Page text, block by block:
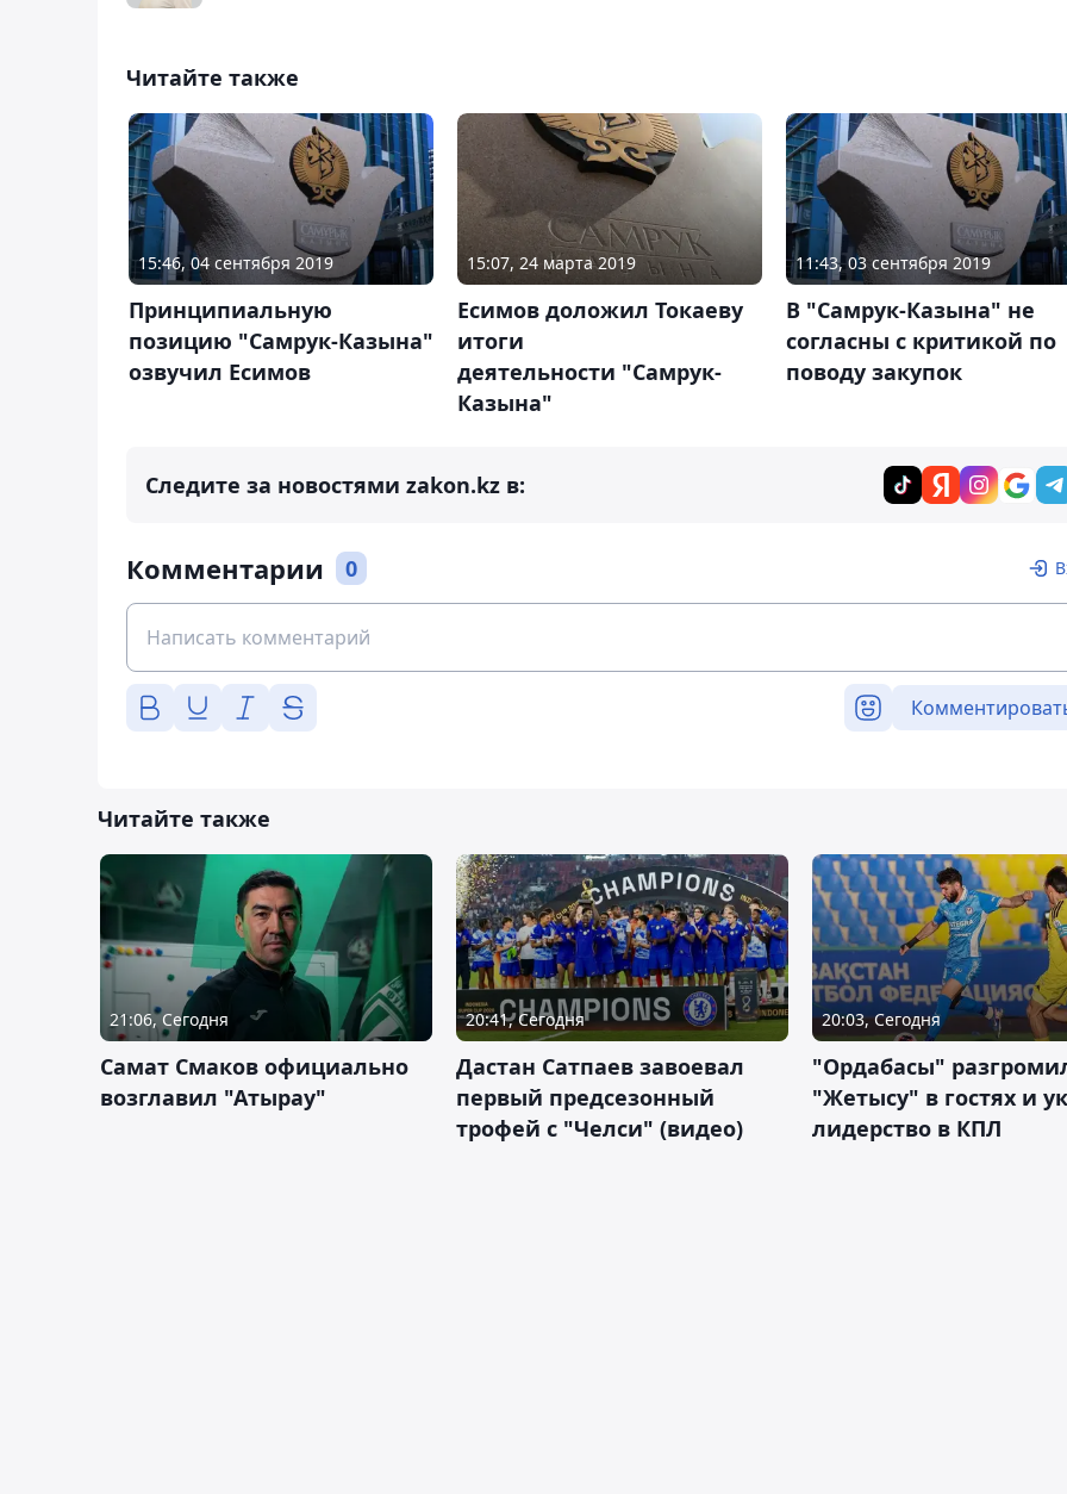
Читайте также
15:46, 04 сентября 2019
Принципиальную
позицию "Самрук-Казына"
озвучил Есимов
15:07, 24 марта 2019
Есимов доложил Токаеву
итоги
деятельности "Самрук-
Казына"
11:43, 03 сентября 2019
В "Самрук-Казына" не
согласны с критикой по
поводу закупок
Следите за новостями zakon.kz в:
Комментарии 0
Читайте также
21:06, Сегодня
Самат Смаков официально
возглавил "Атырау"
20:41, Сегодня
Дастан Сатпаев завоевал
первый предсезонный
трофей с "Челси" (видео)
20:03, Сегодня
"Ордабасы"
"Жетысу" в гостях и
лидерство в КПЛ